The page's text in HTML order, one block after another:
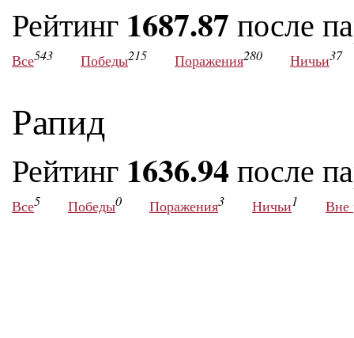
Рейтинг 1687.87 после
Все543 Победы215 Поражения280 Ничьи37
Рапид
Рейтинг 1636.94 после
Все5 Победы0 Поражения3 Ничьи1 Вне